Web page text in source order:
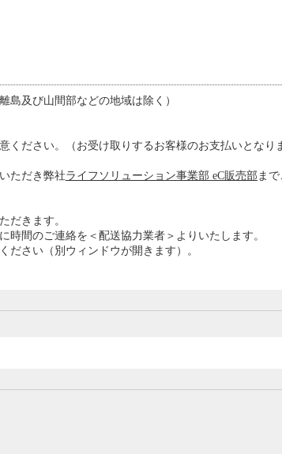
島及び山間部などの地域は除く）
ださい。（お受け取りするお客様のお支払いとなり
ただき弊社ライフソリューション事業部 eC販売部 ま
だきます。
間のご連絡を＜配送協力業者＞よりいたします。
ださい（別ウィンドウが開きます）。